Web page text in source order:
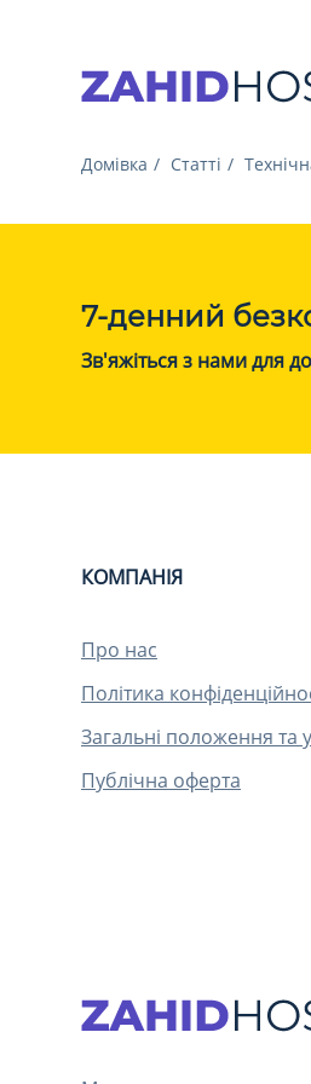
Домівка Статті
7-денний
Зв'яжіться з нами для
КОМПАНІЯ
Про нас
Політика
Загальні положення та
Публічна оферта